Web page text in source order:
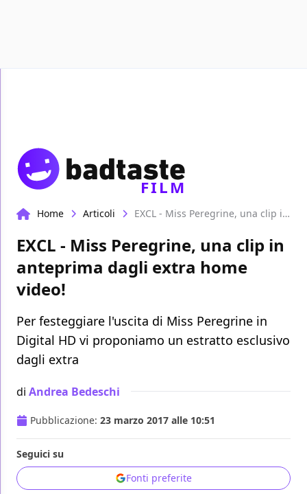
FILM
Home Articoli EXCL - Miss Peregrine, una clip in anteprima dagli extra home video!
EXCL - Miss Peregrine, una clip in
anteprima dagli extra home
video!
Per festeggiare l'uscita di Miss Peregrine in
Digital HD vi proponiamo un estratto esclusivo
dagli extra
di Andrea Bedeschi
Pubblicazione: 23 marzo 2017 alle 10:51
Seguici su
Fonti preferite